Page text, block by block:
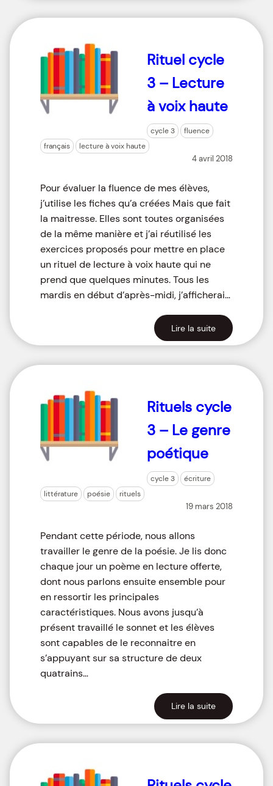
Rituel cycle
3 – Lecture
à voix haute
cycle 3
fluence
français
lecture à voix haute
4 avril 2018
Pour évaluer la fluence de mes élèves,
j’utilise les fiches qu’a créées Mais que fait
la maitresse. Elles sont toutes organisées
de la même manière et j’ai réutilisé les
exercices proposés pour mettre en place
un rituel de lecture à voix haute qui ne
prend que quelques minutes. Tous les
mardis en début d’après-midi, j’afficherai…
Lire la suite
Rituels cycle
3 – Le genre
poétique
cycle 3
écriture
littérature
poésie rituels
19 mars 2018
Pendant cette période, nous allons
travailler le genre de la poésie. Je lis donc
chaque jour un poème en lecture offerte,
dont nous parlons ensuite ensemble pour
en ressortir les principales
caractéristiques. Nous avons jusqu’à
présent travaillé le sonnet et les élèves
sont capables de le reconnaitre en
s’appuyant sur sa structure de deux
quatrains…
Lire la suite